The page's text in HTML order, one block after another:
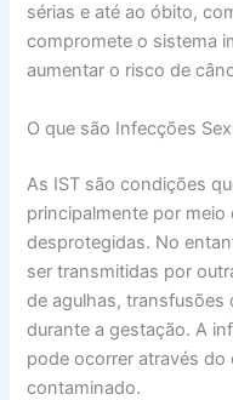
sérias e até ao óbito,
compromete o sistema
aumentar o risco de
O que são Infecções
As IST são condições
principalmente por meio
desprotegidas. No
ser transmitidas por
de agulhas, transfusões
durante a gestação. A
pode ocorrer através
contaminado.